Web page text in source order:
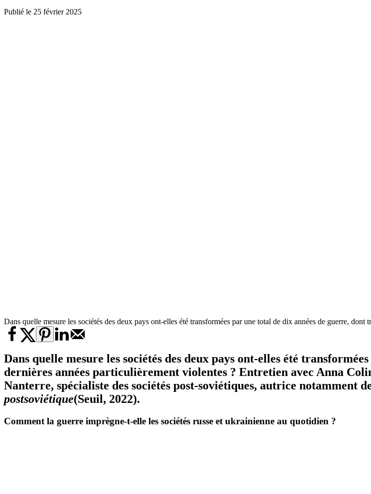
Publié le 25 février 2025
Dans quelle mesure les sociétés des deux pays ont-elles été transformées par une total de dix années de guerre,
Dans quelle mesure les sociétés des deux pays ont-elles été
dernières années particulièrement violentes ? Entretien avec Anna
Nanterre, spécialiste des sociétés post-soviétiques, autrice notamment
postsoviétique(Seuil, 2022).
Commentla guerre imprègne-t-elle les sociétés russe et ukrainienne au quotidien ?